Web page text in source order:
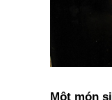
Một món